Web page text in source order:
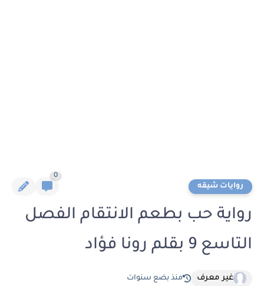
روايات شيقه
0
رواية حب بطعم الانتقام الفصل
التاسع 9 بقلم رونا فؤاد
غير معرف منذ بضع سنوات